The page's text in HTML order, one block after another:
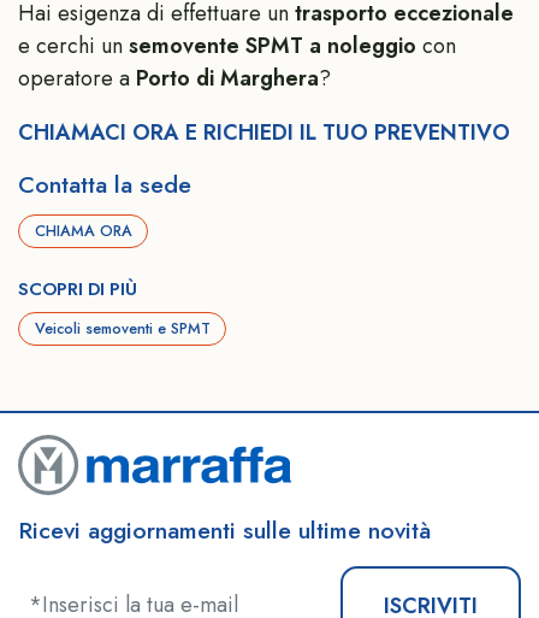
Hai esigenza di effettuare untrasporto eccezionale
e cerchi unsemovente SPMT a noleggio con
operatore a Porto di Marghera?
CHIAMACI ORA E RICHIEDI IL TUO PREVENTIVO
Contatta la sede
CHIAMA ORA
SCOPRI DI PIÙ
Veicoli semoventi e SPMT
Ricevi aggiornamenti sulle ultime novità
ISCRIVITI